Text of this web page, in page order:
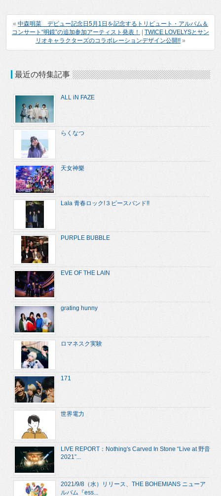
« 中森明菜 デビュー記念日5月1日を記念するトリビュート・アルバム＆
コンサート“明鏡”の追加参加アーティスト発表！
TWICE LOVELYSとサン
リオキャラクターズのコラボレーションデザイン公開!! »
最近の特集記事
ALL iN FAZE
らくなつ
天女神樂
Lala 青春ロック!３ピースバンド!!
PURPLE BUBBLE
EVE OF THE LAIN
grating hunny
ロマネスク実験
171
世界電力
LIVE REPORT：Nothing's Carved In Stone “Live at 野音
2021”...
2021/9/8（水）リリース、THE BOHEMIANS ニューア
ルバム『ess...